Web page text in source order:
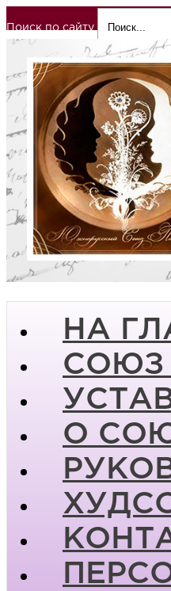
Поиск по сайту
НА
СОЮЗ
О